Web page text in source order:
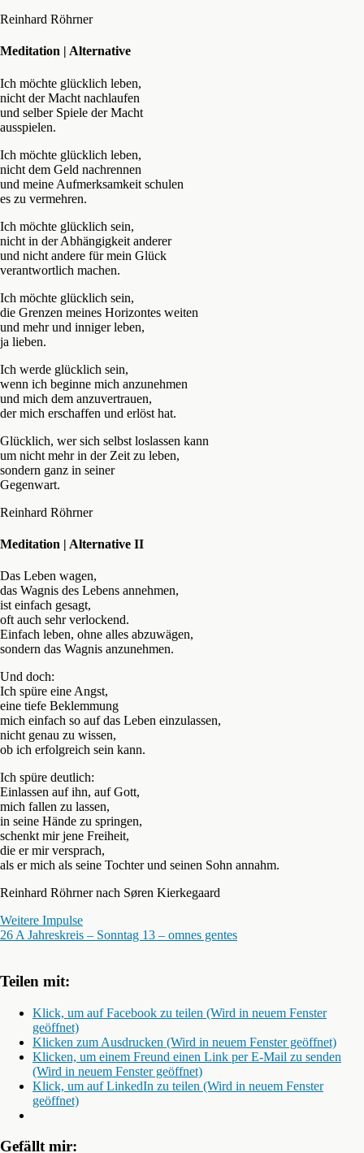
Reinhard Röhrner
Meditation | Alternative
Ich möchte glücklich leben,
nicht der Macht nachlaufen
und selber Spiele der Macht
ausspielen.
Ich möchte glücklich leben,
nicht dem Geld nachrennen
und meine Aufmerksamkeit schulen
es zu vermehren.
Ich möchte glücklich sein,
nicht in der Abhängigkeit anderer
und nicht andere für mein Glück
verantwortlich machen.
Ich möchte glücklich sein,
die Grenzen meines Horizontes weiten
und mehr und inniger leben,
ja lieben.
Ich werde glücklich sein,
wenn ich beginne mich anzunehmen
und mich dem anzuvertrauen,
der mich erschaffen und erlöst hat.
Glücklich, wer sich selbst loslassen kann
um nicht mehr in der Zeit zu leben,
sondern ganz in seiner
Gegenwart.
Reinhard Röhrner
Meditation | Alternative II
Das Leben wagen,
das Wagnis des Lebens annehmen,
ist einfach gesagt,
oft auch sehr verlockend.
Einfach leben, ohne alles abzuwägen,
sondern das Wagnis anzunehmen.
Und doch:
Ich spüre eine Angst,
eine tiefe Beklemmung
mich einfach so auf das Leben einzulassen,
nicht genau zu wissen,
ob ich erfolgreich sein kann.
Ich spüre deutlich:
Einlassen auf ihn, auf Gott,
mich fallen zu lassen,
in seine Hände zu springen,
schenkt mir jene Freiheit,
die er mir versprach,
als er mich als seine Tochter und seinen Sohn annahm.
Reinhard Röhrner nach Søren Kierkegaard
Weitere Impulse
26 A Jahreskreis – Sonntag 13 – omnes gentes
Teilen mit:
Klick, um auf Facebook zu teilen (Wird in neuem Fenster
geöffnet)
Klicken zum Ausdrucken (Wird in neuem Fenster geöffnet)
Klicken, um einem Freund einen Link per E-Mail zu senden
(Wird in neuem Fenster geöffnet)
Klick, um auf LinkedIn zu teilen (Wird in neuem Fenster
geöffnet)
Gefällt mir: